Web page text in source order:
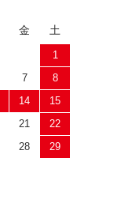
金 土
1
7
8
14
15
21
22
28
29